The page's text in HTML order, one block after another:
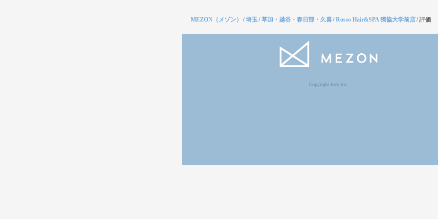
MEZON（メゾン） /埼玉/草加・越谷・春日部・久喜/Rosso Hair&SPA 獨協大学前店/評価
Copyright Jocy inc.